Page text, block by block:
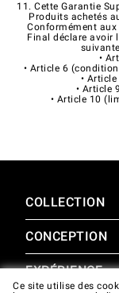
11. Cette Garantie
Produits achetés
Conformément aux
Final déclare avoir
•
• Article 6
•
• Article
• Article 10
COLLECTION
SuperOven
Accessoires
CONCEPTION
EXPÉRIENCE
Ce site utilise des